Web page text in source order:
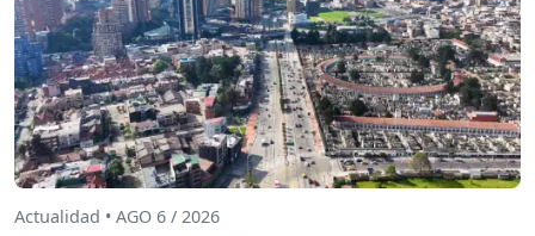
Actualidad • AGO 6 / 2026